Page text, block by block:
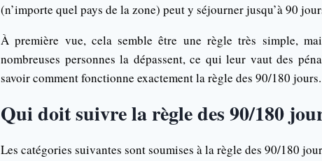
(n’importe quel pays de la zone) peut y séjourner jusqu’à 90
À première vue, cela semble être une règle très simple,
nombreuses personnes la dépassent, ce qui leur vaut des
savoir comment fonctionne exactement la règle des 90/180 jours.
Qui doit suivre la règle des 90/180
Les catégories suivantes sont soumises à la règle des 90/180